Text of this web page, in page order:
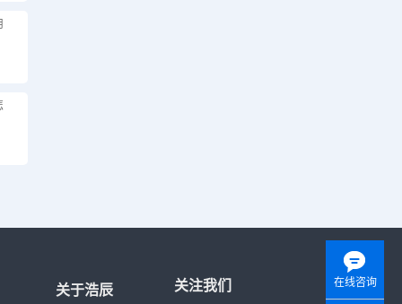
关于浩辰 关注我们 在线咨询